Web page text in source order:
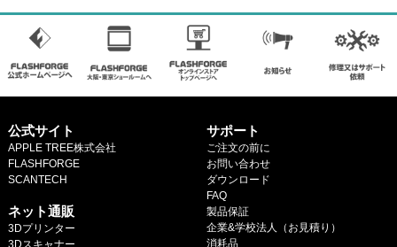
公式サイト
APPLE TREE株式会社
FLASHFORGE
SCANTECH
ネット通販
3Dプリンター
3Dスキャナー
サポート
ご注文の前に
お問い合わせ
ダウンロード
FAQ
製品保証
企業&学校法人（お見積り）
消耗品